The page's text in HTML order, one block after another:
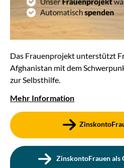
Das Frauenprojekt unterstützt
Afghanistan mit dem
zur Selbsthilfe.
Mehr Information
ZinskontoFrauen als